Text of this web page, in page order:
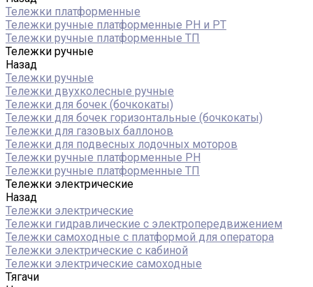
Тележки платформенные
Тележки ручные платформенные PH и PT
Тележки ручные платформенные ТП
Тележки ручные
Назад
Тележки ручные
Тележки двухколесные ручные
Тележки для бочек (бочкокаты)
Тележки для бочек горизонтальные (бочкокаты)
Тележки для газовых баллонов
Тележки для подвесных лодочных моторов
Тележки ручные платформенные PH
Тележки ручные платформенные ТП
Тележки электрические
Назад
Тележки электрические
Тележки гидравлические с электропередвижением
Тележки самоходные с платформой для оператора
Тележки электрические с кабиной
Тележки электрические самоходные
Тягачи